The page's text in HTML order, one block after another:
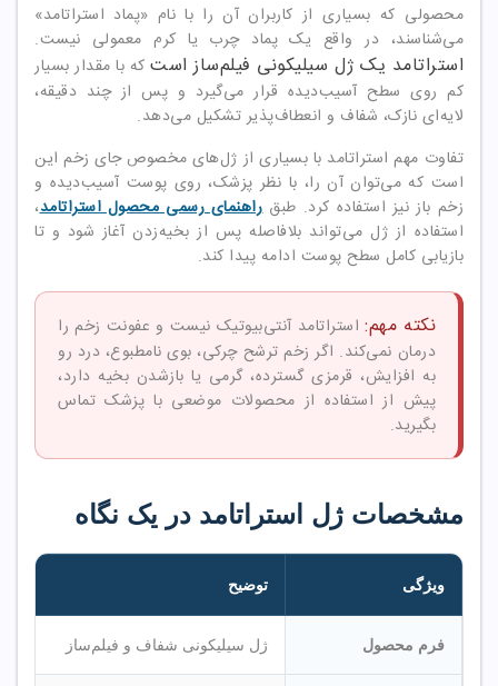
محصولی که بسیاری از کاربران آن را با نام «پماد استراتامد»
می‌شناسند، در واقع یک پماد چرب یا کرم معمولی نیست.
استراتامد یک ژل سیلیکونی فیلم‌ساز است که با مقدار بسیار
کم روی سطح آسیب‌دیده قرار می‌گیرد و پس از چند دقیقه،
لایه‌ای نازک، شفاف و انعطاف‌پذیر تشکیل می‌دهد.
تفاوت مهم استراتامد با بسیاری از ژل‌های مخصوص جای زخم این
است که می‌توان آن را، با نظر پزشک، روی پوست آسیب‌دیده و
زخم باز نیز استفاده کرد. طبقراهنمای رسمی محصول استراتامد،
استفاده از ژل می‌تواند بلافاصله پس از بخیه‌زدن آغاز شود و تا
بازیابی کامل سطح پوست ادامه پیدا کند.
نکته مهم: استراتامد آنتی‌بیوتیک نیست و عفونت زخم را
درمان نمی‌کند. اگر زخم ترشح چرکی، بوی نامطبوع، درد رو
به افزایش، قرمزی گسترده، گرمی یا بازشدن بخیه دارد،
پیش از استفاده از محصولات موضعی با پزشک تماس
بگیرید.
مشخصات ژل استراتامد در یک نگاه
ویژگی توضیح
فرم محصول ژل سیلیکونی شفاف و فیلم‌ساز